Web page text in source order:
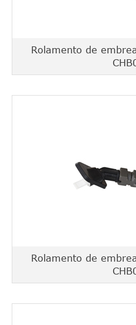
Rolamento de
Rolamento de